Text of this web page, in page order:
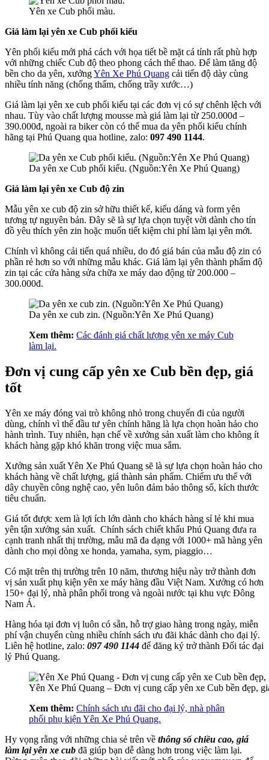
Yên xe Cub phối màu.
Giá làm lại yên xe Cub phối kiểu
Yên phối kiểu mới phá cách với họa tiết bề mặt cá tính rất phù hợp
với những chiếc Cub độ theo phong cách thể thao. Để làm tăng độ
bền cho da yên, xưởngYên Xe Phú Quang cải tiến độ dày cùng
nhiều tính năng (chống thấm, chống trầy xước…)
Giá làm lại yên xe cub phối kiểu tại các đơn vị có sự chênh lệch với
nhau. Tùy vào chất lượng mousse mà giá làm lại từ 250.000đ –
390.000đ, ngoài ra biker còn có thể mua da yên phối kiểu chính
hãng tại Phú Quang qua hotline, zalo: 097 490 1144.
Da yên xe Cub phối kiểu. (Nguồn:Yên Xe Phú Quang)
Giá làm lại yên xe Cub độ zin
Mẫu yên xe cub độ zin sở hữu thiết kế, kiểu dáng và form yên
tương tự nguyên bản. Đây sẽ là sự lựa chọn tuyệt vời dành cho tín
đồ yêu thích yên zin hoặc muốn tiết kiệm chi phí làm lại yên mới.
Chính vì không cải tiến quá nhiều, do đó giá bán của mẫu độ zin có
phần rẻ hơn so với những mẫu khác. Giá làm lại yên thành phẩm độ
zin tại các cửa hàng sửa chữa xe máy dao động từ 200.000 –
300.000đ.
Da yên xe cub zin. (Nguồn:Yên Xe Phú Quang)
Xem thêm: Các đánh giá chất lượng yên xe máy Cub
làm lại.
Đơn vị cung cấp yên xe Cub bền đẹp, giá
tốt
Yên xe máy đóng vai trò không nhỏ trong chuyến đi của người
dùng, chính vì thế đầu tư yên chính hãng là lựa chọn hoàn hảo cho
hành trình. Tuy nhiên, hạn chế về xưởng sản xuất làm cho không ít
khách hàng gặp khó khăn trong việc mua sắm.
Xưởng sản xuất Yên Xe Phú Quang sẽ là sự lựa chọn hoàn hảo cho
khách hàng về chất lượng, giá thành sản phẩm. Chiếm ưu thế với
dây chuyền công nghệ cao, yên luôn đảm bảo thông số, kích thước
tiêu chuẩn.
Giá tốt được xem là lợi ích lớn dành cho khách hàng sỉ lẻ khi mua
yên tận xưởng sản xuất. Chính sách chiết khấu Phú Quang đưa ra
cạnh tranh nhất thị trường, mẫu mã đa dạng với 1000+ mã hàng yên
dành cho mọi dòng xe honda, yamaha, sym, piaggio…
Có mặt trên thị trường trên 10 năm, thương hiệu này trở thành đơn
vị sản xuất phụ kiện yên xe máy hàng đầu Việt Nam. Xưởng có hơn
150+ đại lý, nhà phân phối trong và ngoài nước tại khu vực Đông
Nam Á.
Hàng hóa tại đơn vị luôn có sẵn, hỗ trợ giao hàng trong ngày, miễn
phí vận chuyển cùng nhiều chính sách ưu đãi khác dành cho đại lý.
Liên hệ hotline, zalo: 097 490 1144 để đăng ký trở thành Đối tác đại
lý Phú Quang.
Yên Xe Phú Quang – Đơn vị cung cấp yên xe Cub bền đẹp,
Xem thêm: Chính sách ưu đãi cho đại lý, nhà phân
phối phụ kiện Yên Xe Phú Quang.
Hy vọng rằng với những chia sẻ trên về thông số chiều cao, giá
làm lại yên xe cub đã giúp bạn dễ dàng hơn trong việc làm lại.